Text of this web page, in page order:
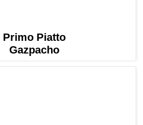
Primo Piatto
Gazpacho